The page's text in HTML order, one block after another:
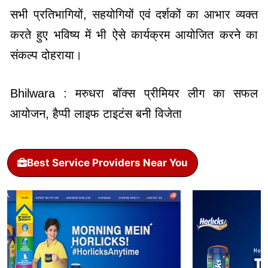
सभी प्रतिभागियों, सहयोगियों एवं दर्शकों का आभार व्यक्त
करते हुए भविष्य में भी ऐसे कार्यक्रम आयोजित करने का
संकल्प दोहराया।
Bhilwara : मरुधरा बॉक्स प्रीमियर लीग का सफल
आयोजन, हैप्पी लाइफ टाइटंस बनी विजेता
Best Service Providers Near You